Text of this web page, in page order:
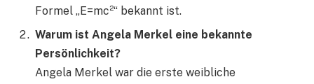
Formel „E=mc²“ bekannt ist.
Warum ist Angela Merkel eine bekannte
Persönlichkeit?
Angela Merkel war die erste weibliche